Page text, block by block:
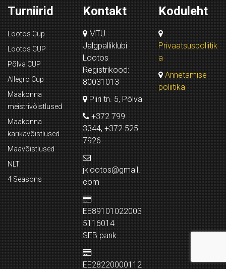
Turniirid
Lootos Cup
Lootos CUP
Põlva CUP
Allegro Cup
Maakonna
meistrivõistlused
Maakonna
karikavõistlused
Maavõistlused
NLT
4 Seasons
Kontakt
MTÜ
Jalgpalliklubi
Lootos
Registrikood:
80031013
Piiri tn. 5, Põlva
+372 799
3344, +372 525
7926
jklootos@gmail.
com
EE89101022003
5116014
SEB pank
EE28220000112
Koduleht
Privaatsuspoliitik
a
Annetamise
poliitika